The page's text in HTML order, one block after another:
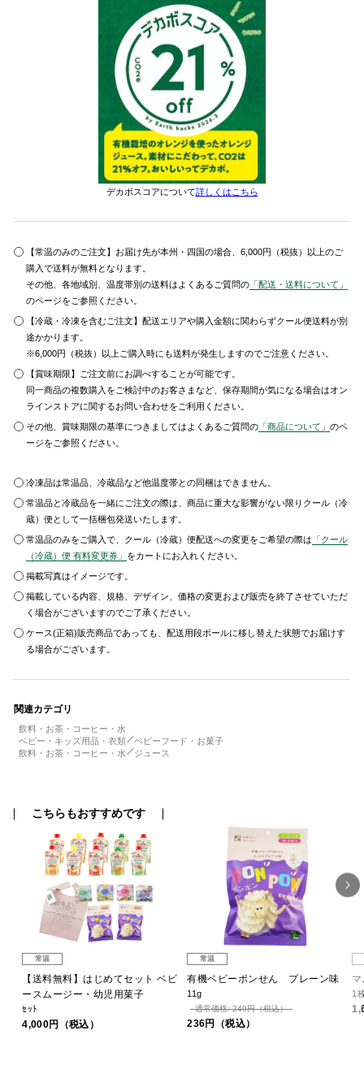
デカボスコアについて詳しくはこちら
【常温のみのご注文】お届け先が本州・四国の場合、6,000円（税抜）以上のご
購入で送料が無料となります。
その他、各地域別、温度帯別の送料はよくあるご質問の 「配送・送料について」
のページをご参照ください。
【冷蔵・冷凍を含むご注文】配送エリアや購入金額に関わらずクール便送料が別
途かかります。
※6,000円（税抜）以上ご購入時にも送料が発生しますのでご注意ください。
【賞味期限】ご注文前にお調べすることが可能です。
同一商品の複数購入をご検討中のお客さまなど、保存期間が気になる場合はオン
ラインストアに関するお問い合わせをご利用ください。
その他、賞味期限の基準につきましてはよくあるご質問の 「商品について」のペ
ージをご参照ください。
冷凍品は常温品、冷蔵品など他温度帯との同梱はできません。
常温品と冷蔵品を一緒にご注文の際は、商品に重大な影響がない限りクール（冷
蔵）便として一括梱包発送いたします。
常温品のみをご購入で、クール（冷蔵）便配送への変更をご希望の際は 「クール
（冷蔵）便 有料変更券」 をカートにお入れください。
掲載写真はイメージです。
掲載している内容、規格、デザイン、価格の変更および販売を終了させていただ
く場合がございますのでご了承ください。
ケース(正箱)販売商品であっても、配送用段ボールに移し替えた状態でお届けす
る場合がございます。
関連カテゴリ
飲料・お茶・コーヒー・水
ベビー・キッズ用品・衣類
ベビーフード・お菓子
飲料・お茶・コーヒー・水
ジュース
こちらもおすすめです
常温
【送料無料】はじめてセット ベビ
ースムージー・幼児用菓子
ｾｯﾄ
4,000円（税込）
常温
有機ベビーポンせん プレーン味
11g
通常価格: 249円（税込）
236円（税込）
1